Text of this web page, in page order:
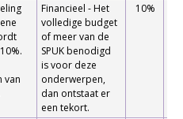
van
Financieel - Het
volledige budget
of meer van de
SPUK benodigd
is voor deze
onderwerpen,
dan ontstaat er
een tekort.
10%